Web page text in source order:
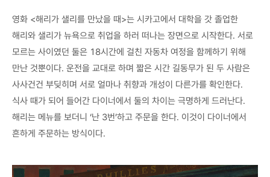
영화 <해리가 샐리를 만났을 때>는 시카고에서 대학을 갓 졸업한
해리와 샐리가 뉴욕으로 취업을 하러 떠나는 장면으로 시작한다. 서로
모르는 사이였던 둘은 18시간에 걸친 자동차 여정을 함께하기 위해
만난 것뿐이다. 운전을 교대로 하며 짧은 시간 길동무가 된 두 사람은
사사건건 부딪히며 서로 얼마나 취향과 개성이 다른가를 확인한다.
식사 때가 되어 들어간 다이너에서 둘의 차이는 극명하게 드러난다.
해리는 메뉴를 보더니 ‘난 3번’하고 주문을 한다. 이것이 다이너에서
흔하게 주문하는 방식이다.